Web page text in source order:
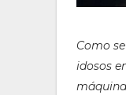
Como
idosos